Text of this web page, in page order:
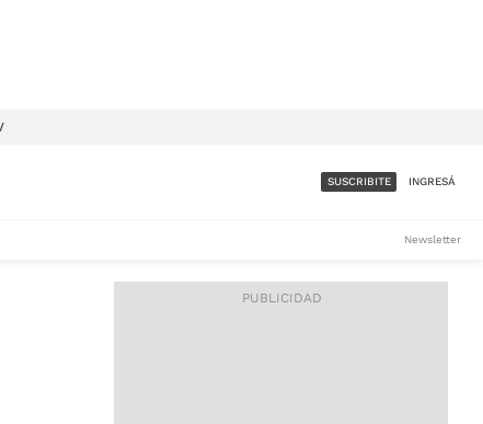
ACCESO FULL - $1.800/MES
SUSCRIBITE INGRESÁ
Newsletter